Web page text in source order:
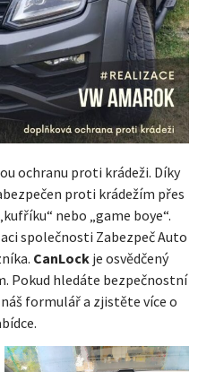
ochranu proti krádeži. Díky
proti krádežím přes
nebo „game boye“.
společnosti Zabezpeč Auto
CanLock je osvědčený
Pokud hledáte bezpečnostní
formulář a zjistěte více o